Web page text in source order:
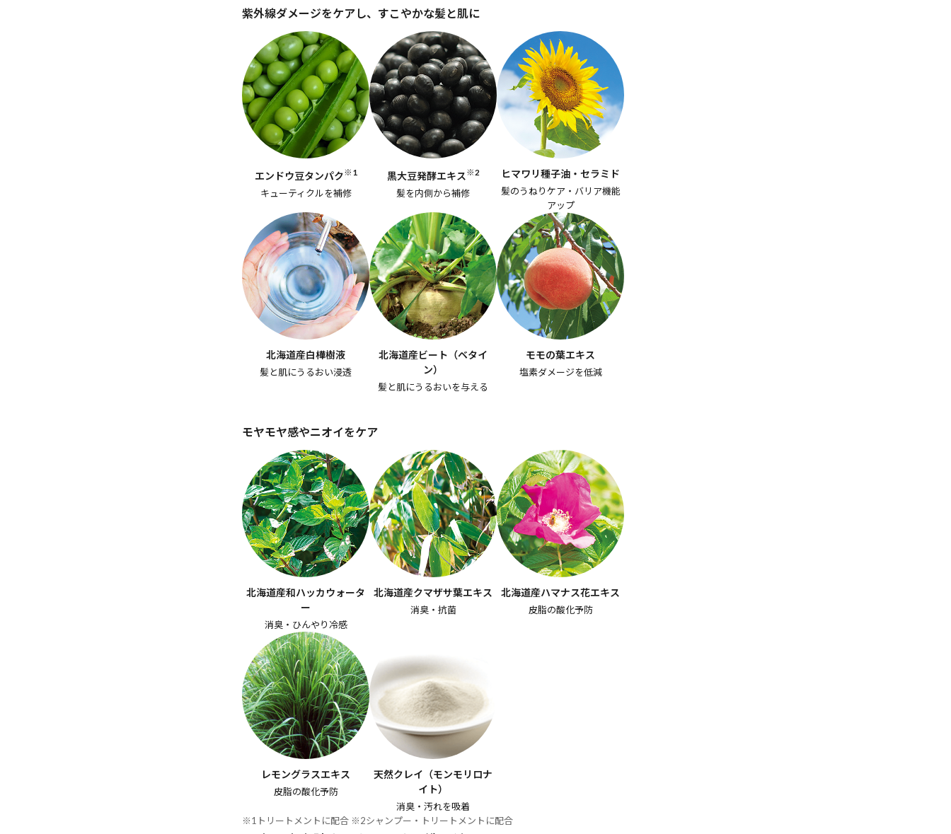
紫外線ダメージをケアし、すこやかな髪と肌に
エンドウ豆タンパク※1
キューティクルを補修
黒大豆発酵エキス ※2
髪を内側から補修
ヒマワリ種子油・セラミド
髪のうねりケア・バリア機能
アップ
北海道産白樺樹液
髪と肌にうるおい浸透
北海道産ビート（ベタイ
ン）
髪と肌にうるおいを与える
モモの葉エキス
塩素ダメージを低減
モヤモヤ感やニオイをケア
北海道産和ハッカウォータ
ー
消臭・ひんやり冷感
北海道産クマザサ葉エキス
消臭・抗菌
北海道産ハマナス花エキス
皮脂の酸化予防
レモングラスエキス
皮脂の酸化予防
天然クレイ（モンモリロナ
イト）
消臭・汚れを吸着
※1トリートメントに配合 ※2シャンプー・トリートメントに配合